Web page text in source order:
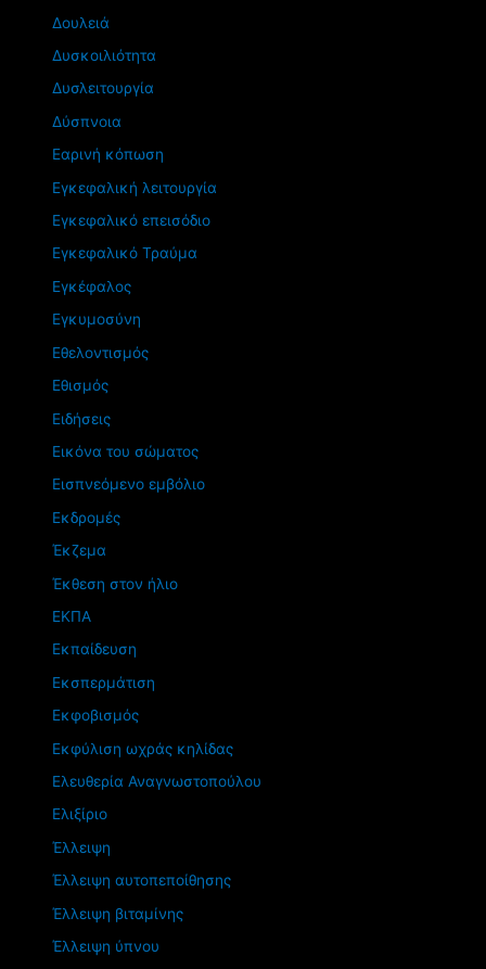
Δουλειά
Δυσκοιλιότητα
Δυσλειτουργία
Δύσπνοια
Εαρινή κόπωση
Εγκεφαλική λειτουργία
Εγκεφαλικό επεισόδιο
Εγκεφαλικό Τραύμα
Εγκέφαλος
Εγκυμοσύνη
Εθελοντισμός
Εθισμός
Ειδήσεις
Εικόνα του σώματος
Εισπνεόμενο εμβόλιο
Εκδρομές
Έκζεμα
Έκθεση στον ήλιο
ΕΚΠΑ
Εκπαίδευση
Εκσπερμάτιση
Εκφοβισμός
Εκφύλιση ωχράς κηλίδας
Ελευθερία Αναγνωστοπούλου
Ελιξίριο
Έλλειψη
Έλλειψη αυτοπεποίθησης
Έλλειψη βιταμίνης
Έλλειψη ύπνου